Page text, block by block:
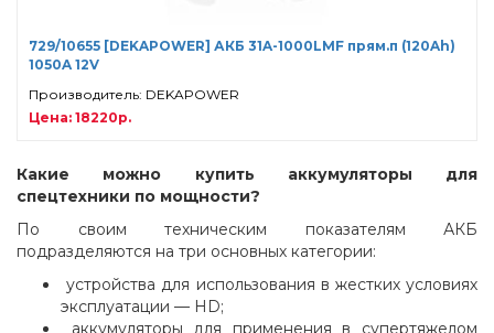
729/10655 [DEKAPOWER] АКБ 31A-1000LMF прям.п (120Ah)
1050A 12V
Производитель: DEKAPOWER
Цена: 18220р.
Какие можно купить аккумуляторы для
спецтехники по мощности?
По своим техническим показателям АКБ
подразделяются на три основных категории:
устройства для использования в жестких условиях
эксплуатации — HD;
аккумуляторы для применения в супертяжелом